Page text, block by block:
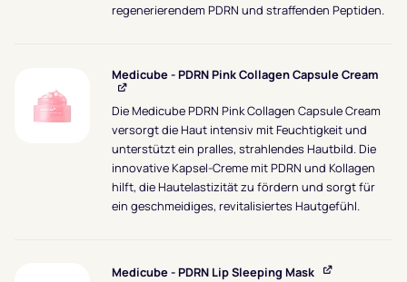
regenerierendem PDRN und straffenden Peptiden.
Medicube - PDRN Pink Collagen Capsule Cream
Die Medicube PDRN Pink Collagen Capsule Cream
versorgt die Haut intensiv mit Feuchtigkeit und
unterstützt ein pralles, strahlendes Hautbild. Die
innovative Kapsel-Creme mit PDRN und Kollagen
hilft, die Hautelastizität zu fördern und sorgt für
ein geschmeidiges, revitalisiertes Hautgefühl.
Medicube - PDRN Lip Sleeping Mask